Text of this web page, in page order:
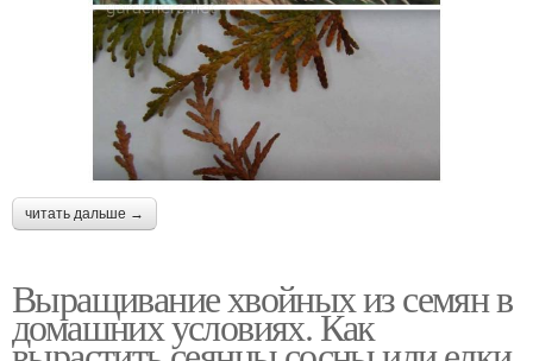
читать дальше →
Выращивание хвойных из семян в
домашних условиях. Как